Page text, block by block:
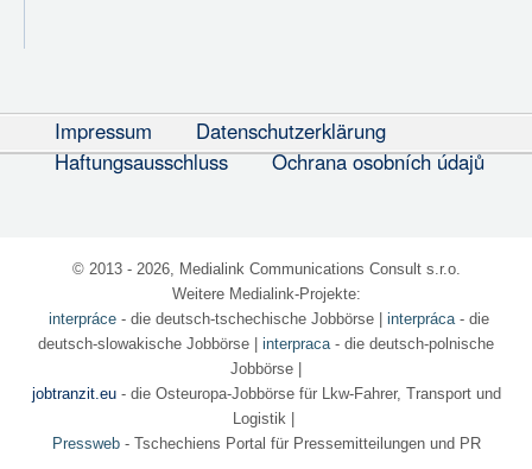
Impressum
Datenschutzerklärung
Haftungsausschluss
Ochrana osobních údajů
© 2013 - 2026, Medialink Communications Consult s.r.o.
Weitere Medialink-Projekte:
interpráce- die deutsch-tschechische Jobbörse| interpráca- die
deutsch-slowakische Jobbörse | interpraca- die deutsch-polnische
Jobbörse |
jobtranzit.eu- die Osteuropa-Jobbörse für Lkw-Fahrer, Transport und
Logistik |
Pressweb- Tschechiens Portal für Pressemitteilungen und PR